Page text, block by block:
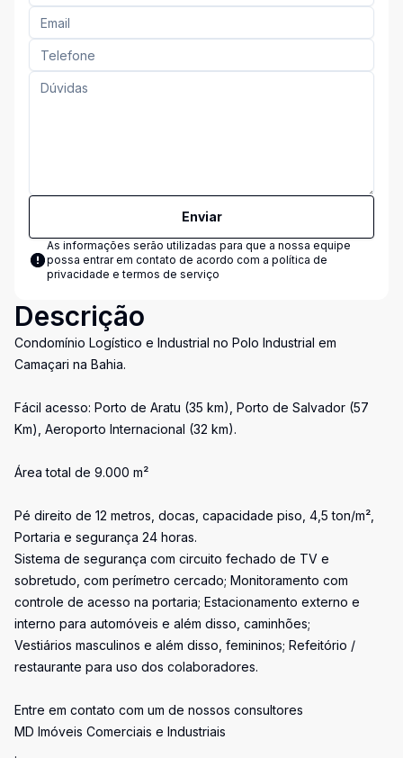
Enviar
As informações serão utilizadas para que a nossa equipe
possa entrar em contato de acordo com a política de
privacidade e termos de serviço
Descrição
Condomínio Logístico e Industrial no Polo Industrial em
Camaçari na Bahia.
Fácil acesso: Porto de Aratu (35 km), Porto de Salvador (57
Km), Aeroporto Internacional (32 km).
Área total de 9.000 m²
Pé direito de 12 metros, docas, capacidade piso, 4,5 ton/m²,
Portaria e segurança 24 horas.
Sistema de segurança com circuito fechado de TV e
sobretudo, com perímetro cercado; Monitoramento com
controle de acesso na portaria; Estacionamento externo e
interno para automóveis e além disso, caminhões;
Vestiários masculinos e além disso, femininos; Refeitório /
restaurante para uso dos colaboradores.
Entre em contato com um de nossos consultores
MD Imóveis Comerciais e Industriais
.